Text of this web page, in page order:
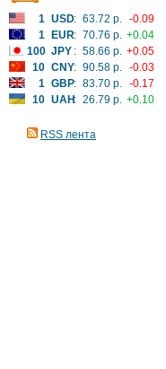
1 USD: 63.72 р. -0.09
1
EUR: 70.76 р. +0.04
100 JPY : 58.66 р. +0.05
10 CNY: 90.58 р. -0.03
1 GBP: 83.70 р. -0.17
10 UAH: 26.79 р. +0.10
RSS лента